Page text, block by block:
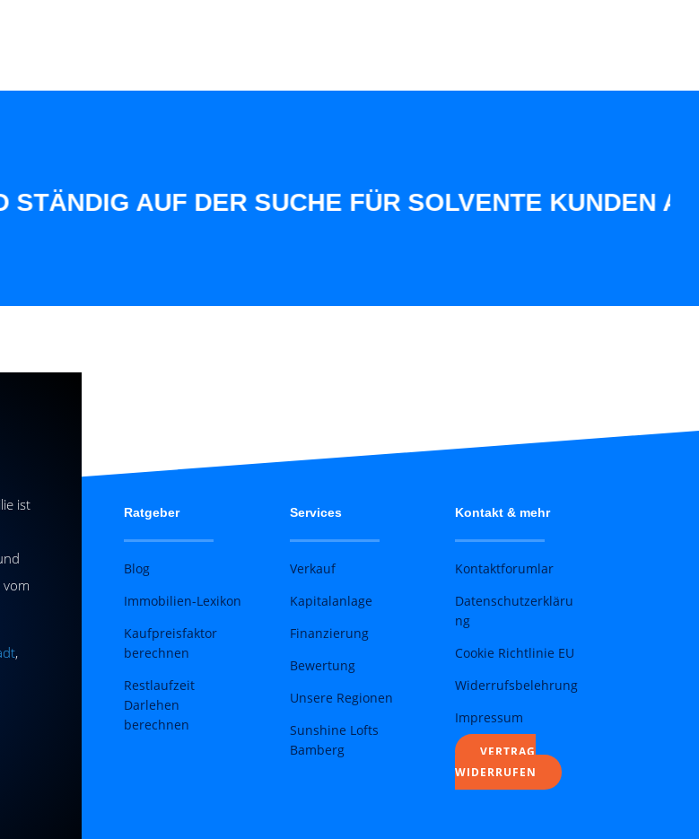
AUF DER SUCHE FÜR SOLVENTE KUNDEN AUS
ist
,
Ratgeber
Blog
Immobilien-Lexikon
Kaufpreisfaktor
berechnen
Restlaufzeit
Darlehen
berechnen
Services
Verkauf
Kapitalanlage
Finanzierung
Bewertung
Unsere Regionen
Sunshine Lofts
Bamberg
Kontakt & mehr
Kontaktforumlar
Datenschutzerkläru
ng
Cookie Richtlinie EU
Widerrufsbelehrung
Impressum
VERTRAG
WIDERRUFEN